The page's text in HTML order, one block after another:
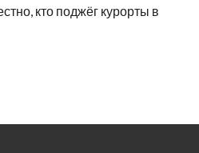
кто поджёг курорты в